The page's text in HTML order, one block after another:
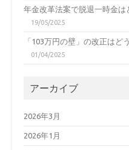
年金改革法案で脱退一時金は
19/05/2025
「103万円の壁」の改正はど
01/04/2025
アーカイブ
2026年3月
2026年1月